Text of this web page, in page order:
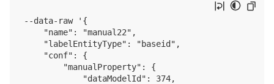
--data-raw '{
    "name": "manual22",
    "labelEntityType": "baseid",
    "conf": {
        "manualProperty": {
            "dataModelId": 374,